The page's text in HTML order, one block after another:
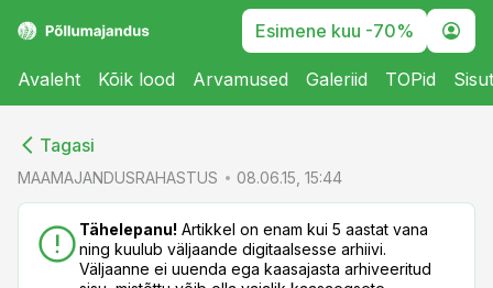
Esimene kuu -70%
Avaleht Kõik lood Arvamused Galeriid TOPid
Tagasi
MAAMAJANDUSRAHASTUS 08.06.15, 15:44
Tähelepanu! Artikkel on enam kui 5 aastat vana
ning kuulub väljaande digitaalsesse arhiivi.
Väljaanne ei uuenda ega kaasajasta arhiveeritud